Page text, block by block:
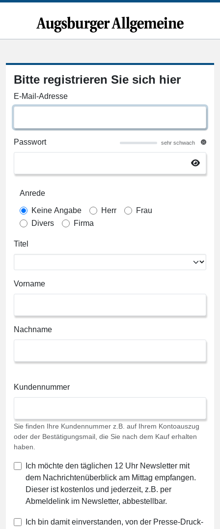
Bitte registrieren Sie sich hier
E-Mail-Adresse
Passwort sehr schwach
Anrede
Keine Angabe Herr
Frau
Divers
Firma
Titel
Vorname
Nachname
Kundennummer
Sie finden Ihre Kundennummer z.B. auf Ihrem Kontoauszug
oder der Bestätigungsmail, die Sie nach dem Kauf erhalten
haben.
Ich möchte den täglichen 12 Uhr Newsletter mit
dem Nachrichtenüberblick am Mittag empfangen.
Dieser ist kostenlos und jederzeit, z.B. per
Abmeldelink im Newsletter, abbestellbar.
Ich bin damit einverstanden, von der Presse-Druck-